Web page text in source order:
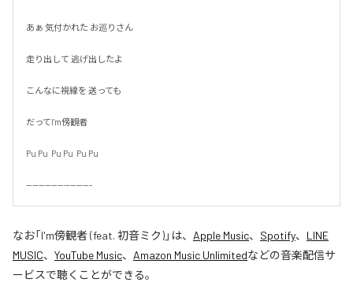
あぁ 気付かれた お巡りさん
走り出して 逃げ出したよ
こんなに視線を 送っても
だってI'm傍観者
Pu Pu  Pu Pu  Pu Pu
---------------------
なお「I'm傍観者 (feat. 初音ミク)」は、 Apple Music、 Spotify、 LINE
MUSIC、 YouTube Music、 Amazon Music Unlimitedなどの音楽配信サ
ービスで聴くことができる。